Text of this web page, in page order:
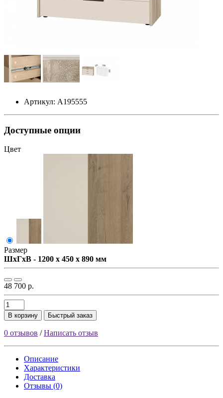
Артикул: А195555
Доступные опции
Цвет
Размер
ШxГxВ - 1200 x 450 x 890 мм
48 700 р.
В корзину Быстрый заказ
0 отзывов /Написать отзыв
Описание
Характеристики
Доставка
Отзывы (0)